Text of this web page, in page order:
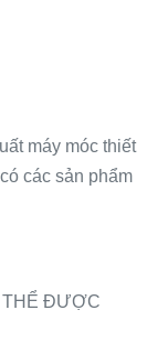
máy móc thiết
các sản phẩm
THỂ ĐƯỢC